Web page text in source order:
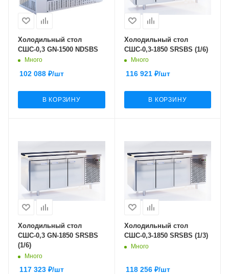
Холодильный стол
СШС-0,3 GN-1500 NDSBS
Много
102 088 ₽/шт
В КОРЗИНУ
Холодильный стол
СШС-0,3-1850 SRSBS (1/6)
Много
116 921₽/шт
В КОРЗИНУ
Холодильный стол
СШС-0,3 GN-1850 SRSBS
(1/6)
Много
117 323 ₽/шт
Холодильный стол
СШС-0,3-1850 SRSBS (1/3)
Много
118 256₽/шт